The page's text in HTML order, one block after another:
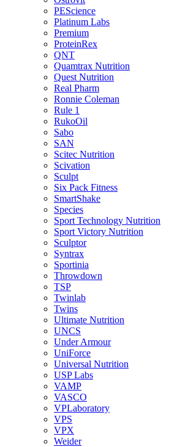
PEScience
Platinum Labs
Premium
ProteinRex
QNT
Quamtrax Nutrition
Quest Nutrition
Real Pharm
Ronnie Coleman
Rule 1
RukoOil
Sabo
SAN
Scitec Nutrition
Scivation
Sculpt
Six Pack Fitness
SmartShake
Species
Sport Technology Nutrition
Sport Victory Nutrition
Sculptor
Syntrax
Sportinia
Throwdown
TSP
Twinlab
Twins
Ultimate Nutrition
UNCS
Under Armour
UniForce
Universal Nutrition
USP Labs
VAMP
VASCO
VPLaboratory
VPS
VPX
Weider